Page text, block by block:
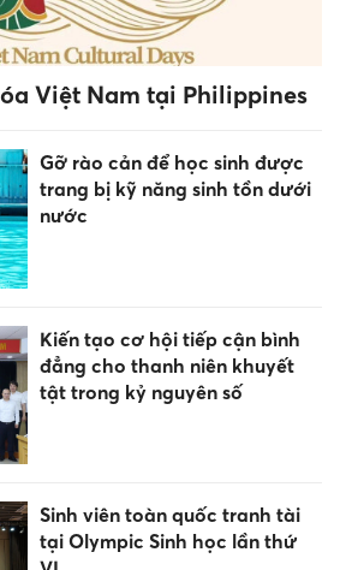
Việt Nam tại Philippines
Gỡ rào cản để học sinh được
trang bị kỹ năng sinh tồn dưới
nước
Kiến tạo cơ hội tiếp cận bình
đẳng cho thanh niên khuyết
tật trong kỷ nguyên số
Sinh viên toàn quốc tranh tài
tại Olympic Sinh học lần thứ